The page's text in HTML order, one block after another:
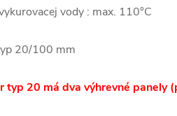
vody : max. 110°C
20/100 mm
typ 20 má dva výhrevné panely